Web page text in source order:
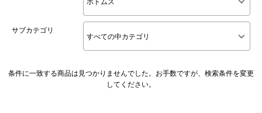
サブカテゴリ
条件に一致する商品は見つかりませんでした。お手数ですが、検索条件を変更
してください。